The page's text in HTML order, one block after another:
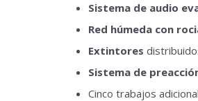
Sistema de audio
Red húmeda con
Extintores
Sistema de
Cinco trabajos